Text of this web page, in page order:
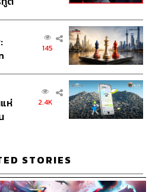
145
ห่
2.4K
STORIES